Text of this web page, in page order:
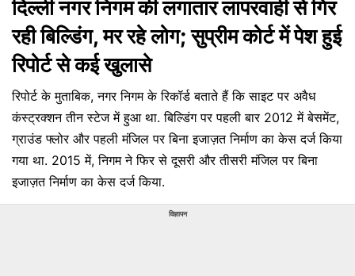
दिल्ली नगर निगम की लगातार लापरवाही से गिर
रही बिल्डिंग, मर रहे लोग; सुप्रीम कोर्ट में पेश हुई
रिपोर्ट से कई खुलासे
रिपोर्ट के मुताबिक, नगर निगम के रिकॉर्ड बताते हैं कि साइट पर अवैध
कंस्ट्रक्शन तीन स्टेज में हुआ था. बिल्डिंग पर पहली बार 2012 में बेसमेंट,
ग्राउंड फ्लोर और पहली मंजिल पर बिना इजाज़त निर्माण का केस दर्ज किया
गया था. 2015 में, निगम ने फिर से दूसरी और तीसरी मंजिल पर बिना
इजाज़त निर्माण का केस दर्ज किया.
विज्ञापन